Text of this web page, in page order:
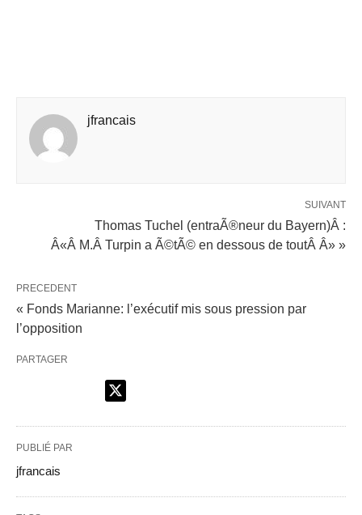
jfrancais
SUIVANT
Thomas Tuchel (entraÃ®neur du Bayern)Â :
Â«Â M.Â Turpin a Ã©tÃ© en dessous de toutÂ Â» »
PRECEDENT
« Fonds Marianne: l’exécutif mis sous pression par
l’opposition
PARTAGER
PUBLIÉ PAR
jfrancais